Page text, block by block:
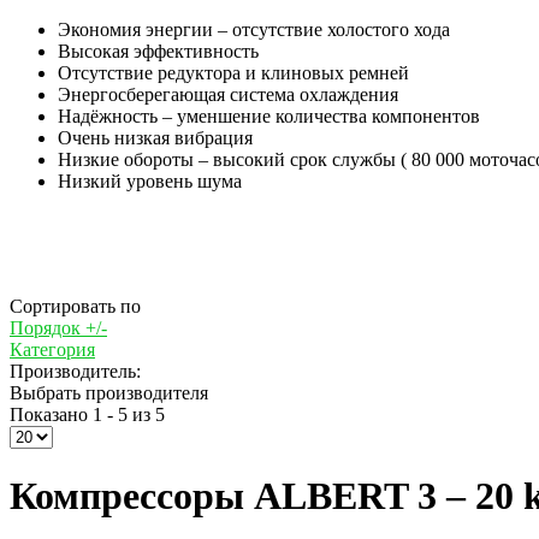
Экономия энергии – отсутствие холостого хода
Высокая эффективность
Отсутствие редуктора и клиновых ремней
Энергосберегающая система охлаждения
Надёжность – уменшение количества компонентов
Очень низкая вибрация
Низкие обороты – высокий срок службы ( 80 000
Низкий уровень шума
Сортировать по
Порядок +/-
Категория
Производитель:
Выбрать производителя
Показано 1 - 5 из 5
Компрессоры ALBERT 3 – 20